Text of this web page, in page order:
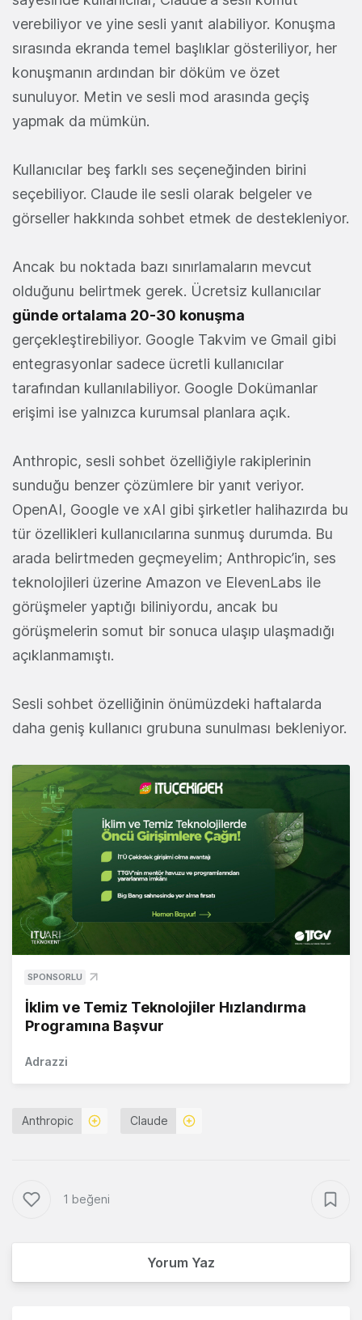
verebiliyor ve yine sesli yanıt alabiliyor. Konuşma
sırasında ekranda temel başlıklar gösteriliyor, her
konuşmanın ardından bir döküm ve özet
sunuluyor. Metin ve sesli mod arasında geçiş
yapmak da mümkün.
Kullanıcılar beş farklı ses seçeneğinden birini
seçebiliyor. Claude ile sesli olarak belgeler ve
görseller hakkında sohbet etmek de destekleniyor.
Ancak bu noktada bazı sınırlamaların mevcut
olduğunu belirtmek gerek. Ücretsiz kullanıcılar
günde ortalama 20-30 konuşma
gerçekleştirebiliyor. Google Takvim ve Gmail gibi
entegrasyonlar sadece ücretli kullanıcılar
tarafından kullanılabiliyor. Google Dokümanlar
erişimi ise yalnızca kurumsal planlara açık.
Anthropic, sesli sohbet özelliğiyle rakiplerinin
sunduğu benzer çözümlere bir yanıt veriyor.
OpenAI, Google ve xAI gibi şirketler halihazırda bu
tür özellikleri kullanıcılarına sunmuş durumda. Bu
arada belirtmeden geçmeyelim; Anthropic’in, ses
teknolojileri üzerine Amazon ve ElevenLabs ile
görüşmeler yaptığı biliniyordu, ancak bu
görüşmelerin somut bir sonuca ulaşıp ulaşmadığı
açıklanmamıştı.
Sesli sohbet özelliğinin önümüzdeki haftalarda
daha geniş kullanıcı grubuna sunulması bekleniyor.
SPONSORLU
İklim ve Temiz Teknolojiler Hızlandırma
Programına Başvur
Adrazzi
Anthropic Claude
1 beğeni
Yorum Yaz